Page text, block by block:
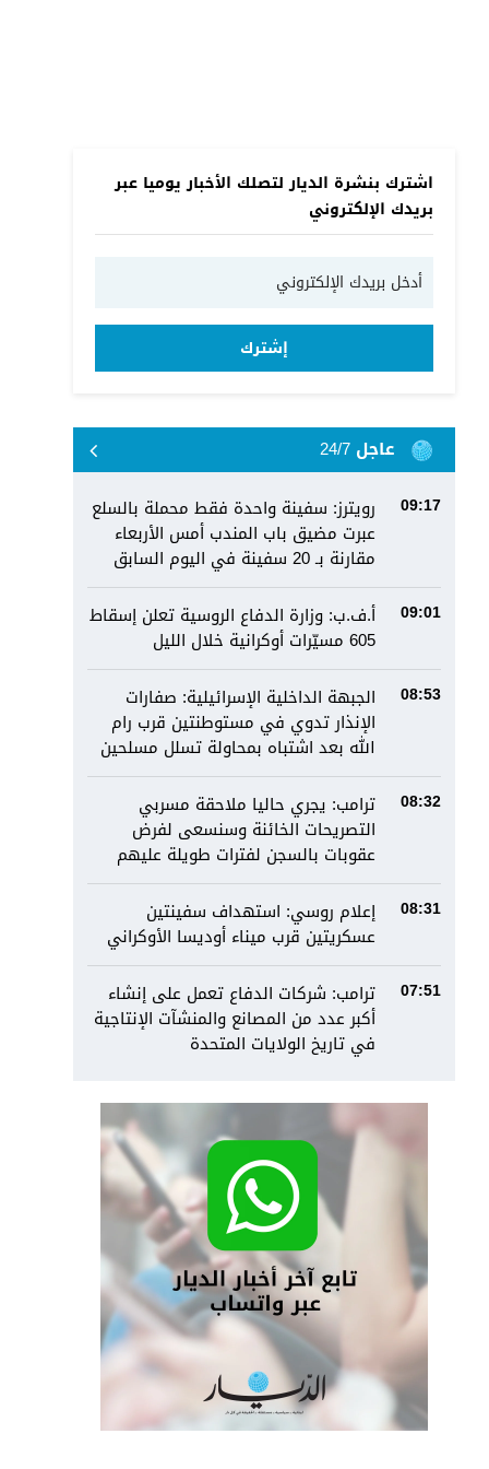
اشترك بنشرة الديار لتصلك الأخبار يوميا عبر
بريدك الإلكتروني
إشترك
عاجل 24/7
09:17
رويترز: سفينة واحدة فقط محملة بالسلع
عبرت مضيق باب المندب أمس الأربعاء
مقارنة بـ 20 سفينة في اليوم السابق
09:01
أ.ف.ب: وزارة الدفاع الروسية تعلن إسقاط
605 مسيّرات أوكرانية خلال الليل
08:53
الجبهة الداخلية الإسرائيلية: صفارات
الإنذار تدوي في مستوطنتين قرب رام
الله بعد اشتباه بمحاولة تسلل مسلحين
08:32
ترامب: يجري حاليا ملاحقة مسربي
التصريحات الخائنة وسنسعى لفرض
عقوبات بالسجن لفترات طويلة عليهم
08:31
إعلام روسي: استهداف سفينتين
عسكريتين قرب ميناء أوديسا الأوكراني
07:51
ترامب: شركات الدفاع تعمل على إنشاء
أكبر عدد من المصانع والمنشآت الإنتاجية
في تاريخ الولايات المتحدة